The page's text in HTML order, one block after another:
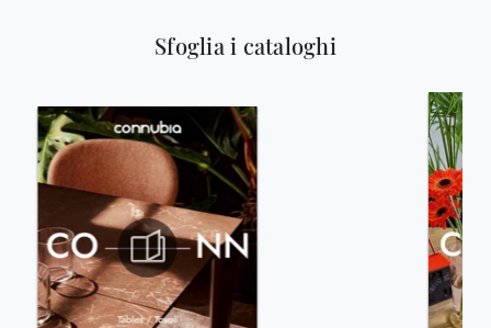
Sfoglia i cataloghi